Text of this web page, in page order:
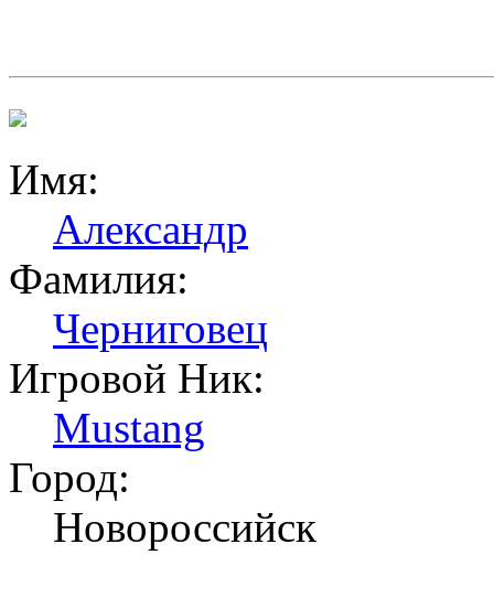
Имя:
Александр
Фамилия:
Черниговец
Игровой Ник:
Mustang
Город:
Новороссийск